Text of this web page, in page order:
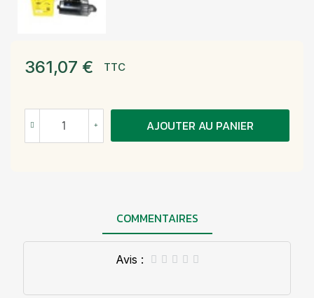
361,07 € TTC
AJOUTER AU PANIER
COMMENTAIRES
Avis :     